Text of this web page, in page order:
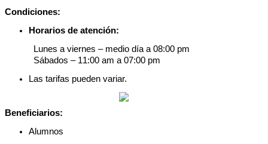
Condiciones:
Horarios de atención:
Lunes a viernes – medio día a 08:00 pm
Sábados – 11:00 am a 07:00 pm
Las tarifas pueden variar.
Beneficiarios:
Alumnos